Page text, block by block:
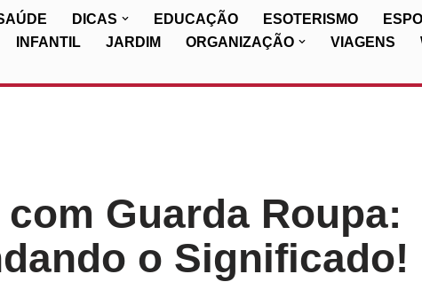
DICAS EDUCAÇÃO ESOTERISMO
INFANTIL JARDIM ORGANIZAÇÃO VIAGENS
Guarda Roupa:
o Significado!